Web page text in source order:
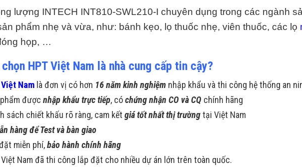
lượng INTECH INT810-SWL210-I chuyên dụng trong các ngành
phẩm nhẹ và vừa, như: bánh kẹo, lọ thuốc nhẹ, viên thuốc, các lọ
họp, …
HPT Việt Nam là nhà cung cấp tin cậy?
Việt Nam là đơn vị có hơn 16 năm kinh nghiệm nhập khẩu và thi công hệ thống an
được nhập khẩu trực tiếp, cóchứng nhận CO và CQ chính hãng
sách chiết khấu rõ ràng, cam kết giá tốt nhất thị trườngtại Việt Nam
hàng để Test và bàn giao
miễn phí,bảo hành chính hãng
Việt Nam đã thi công lắp đặt cho nhiều dự án lớn trên toàn quốc.